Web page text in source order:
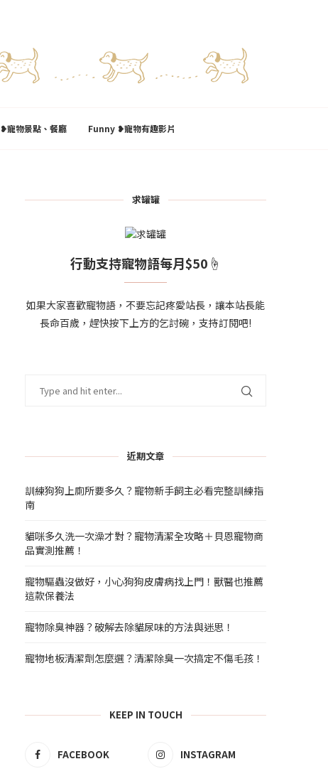
寵物景點、餐廳 Funny ❥寵物有趣影片
求罐罐
行動支持寵物語每月$50☝
如果大家喜歡寵物語，不要忘記疼愛站長，讓本站長能
長命百歲，趕快按下上方的乞討碗，支持訂閱吧!
近期文章
訓練狗狗上廁所要多久？寵物新手飼主必看完整訓練指
南
貓咪多久洗一次澡才對？寵物清潔全攻略＋貝恩寵物商
品實測推薦！
寵物驅蟲沒做好，小心狗狗皮膚病找上門！獸醫也推薦
這款保養法
寵物除臭神器？破解去除貓尿味的方法與迷思！
寵物地板清潔劑怎麼選？清潔除臭一次搞定不傷毛孩！
KEEP IN TOUCH
FACEBOOK INSTAGRAM